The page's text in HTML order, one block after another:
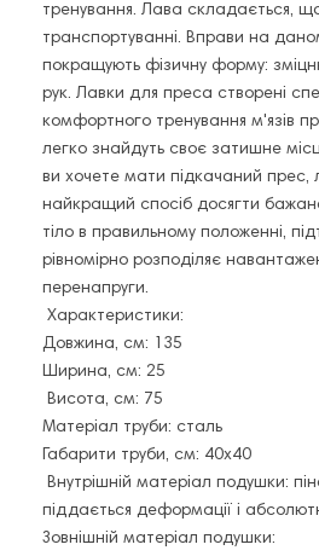
тренування. Лава складається,
транспортуванні. Вправи на
покращують фізичну форму:
рук. Лавки для преса створені
комфортного тренування м'язів
легко знайдуть своє затишне
ви хочете мати підкачаний
найкращий спосіб досягти
тіло в правильному положенні,
рівномірно розподіляє
перенапруги.
Характеристики:
Довжина, см: 135
Ширина, см: 25
Висота, см: 75
Матеріал труби: сталь
Габарити труби, см: 40х40
Внутрішній матеріал подушки:
піддається деформації і
Зовнішній матеріал подушки: